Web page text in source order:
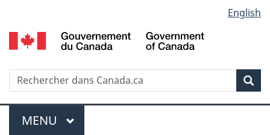
au
contenu
propos
de
la
HTML
simplifiée
selection
English
Recherche
Menu
MENU PRINCIPAL